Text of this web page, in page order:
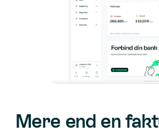
Mere end en